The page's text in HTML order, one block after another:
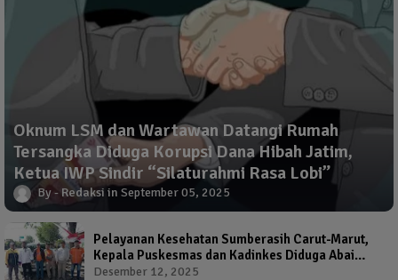
Oknum LSM dan Wartawan Datangi Rumah
Tersangka Diduga Korupsi Dana Hibah Jatim,
Ketua IWP Sindir “Silaturahmi Rasa Lobi”
Redaksi September 05, 2025
Pelayanan Kesehatan Sumberasih Carut-Marut,
Kepala Puskesmas dan Kadinkes Diduga Abai
Warga Jadi Korban
Desember 12, 2025